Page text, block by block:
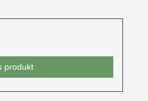
produkt